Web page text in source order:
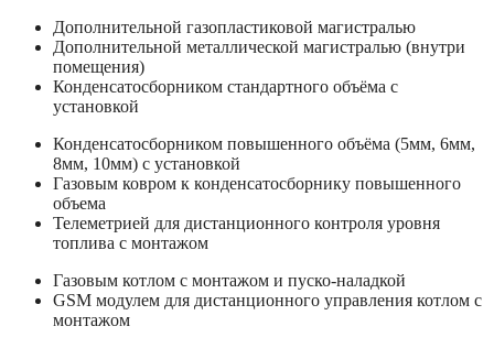
Дополнительной газопластиковой магистралью
Дополнительной металлической магистралью (внутри
помещения)
Конденсатосборником стандартного объёма с
установкой
Конденсатосборником повышенного объёма (5мм, 6мм,
8мм, 10мм) с установкой
Газовым ковром к конденсатосборнику повышенного
объема
Телеметрией для дистанционного контроля уровня
топлива с монтажом
Газовым котлом с монтажом и пуско-наладкой
GSM модулем для дистанционного управления котлом с
монтажом